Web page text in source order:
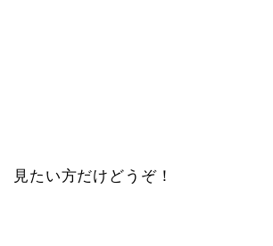
見たい方だけどうぞ！